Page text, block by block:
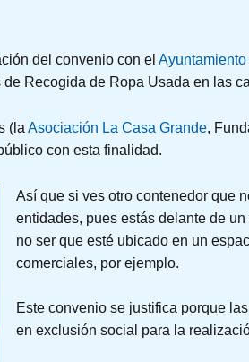
del convenio con el
Recogida de Ropa Usada en las
(la Asociación La Casa Grande,
con esta finalidad.
Así que si ves otro contenedor que
entidades, pues estás delante de
no ser que esté ubicado en un
comerciales, por ejemplo.
Este convenio se justifica porque
en exclusión social para la